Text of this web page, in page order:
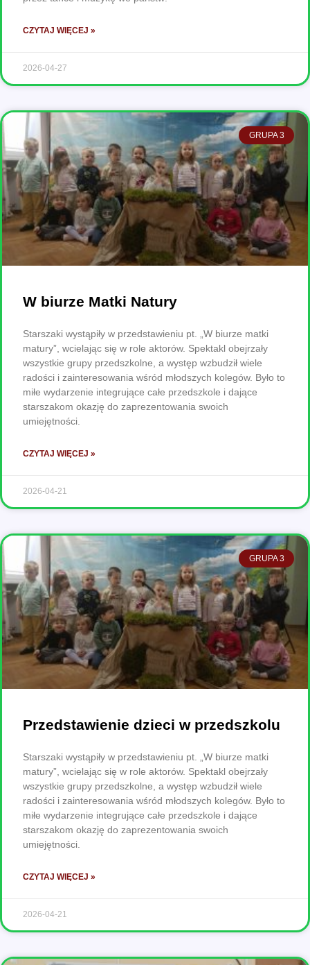
CZYTAJ WIĘCEJ »
2026-04-27
GRUPA 3
W biurze Matki Natury
Starszaki wystąpiły w przedstawieniu pt. „W biurze matki
matury”, wcielając się w role aktorów. Spektakl obejrzały
wszystkie grupy przedszkolne, a występ wzbudził wiele
radości i zainteresowania wśród młodszych kolegów. Było to
miłe wydarzenie integrujące całe przedszkole i dające
starszakom okazję do zaprezentowania swoich
umiejętności.
CZYTAJ WIĘCEJ »
2026-04-21
GRUPA 3
Przedstawienie dzieci w przedszkolu
Starszaki wystąpiły w przedstawieniu pt. „W biurze matki
matury”, wcielając się w role aktorów. Spektakl obejrzały
wszystkie grupy przedszkolne, a występ wzbudził wiele
radości i zainteresowania wśród młodszych kolegów. Było to
miłe wydarzenie integrujące całe przedszkole i dające
starszakom okazję do zaprezentowania swoich
umiejętności.
CZYTAJ WIĘCEJ »
2026-04-21